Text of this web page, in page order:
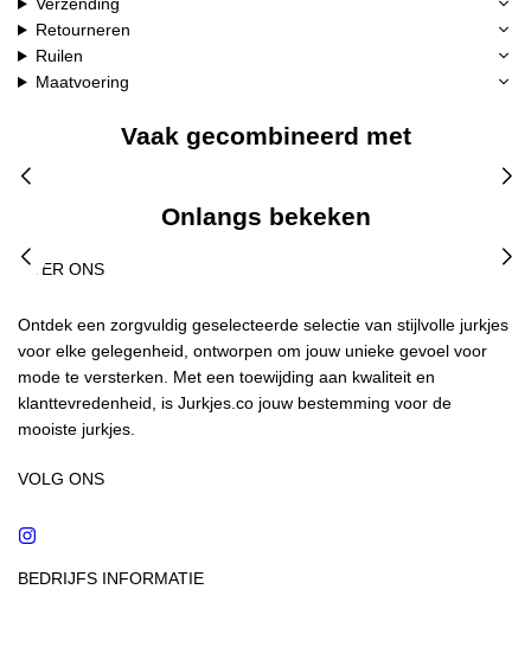
Verzending
Retourneren
Ruilen
Maatvoering
Vaak gecombineerd met
Onlangs bekeken
OVER ONS
Ontdek een zorgvuldig geselecteerde selectie van stijlvolle jurkjes
voor elke gelegenheid, ontworpen om jouw unieke gevoel voor
mode te versterken. Met een toewijding aan kwaliteit en
klanttevredenheid, is Jurkjes.co jouw bestemming voor de
mooiste jurkjes.
VOLG ONS
BEDRIJFS INFORMATIE